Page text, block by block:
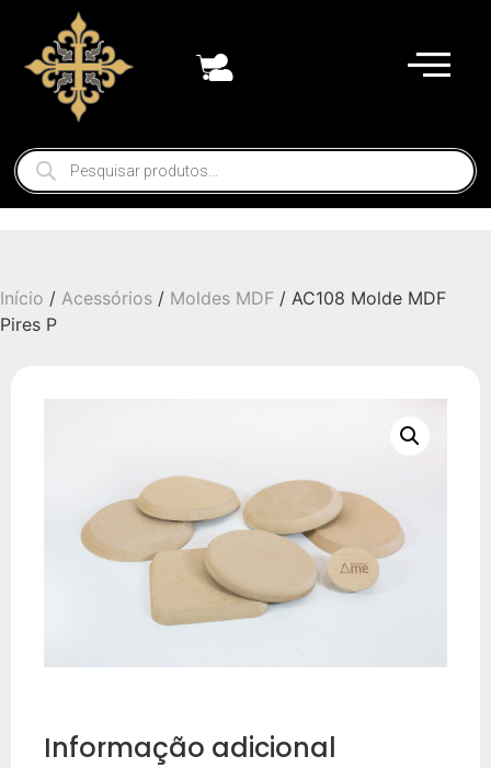
Início / Acessórios / Moldes MDF / AC108 Molde MDF
Pires P
Informação adicional